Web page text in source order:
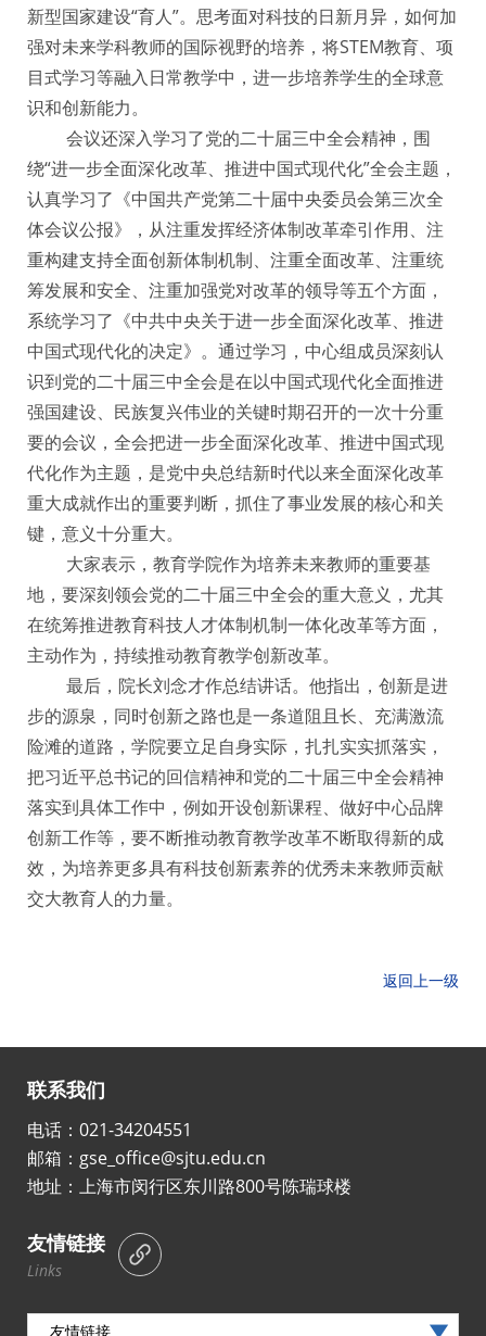
新型国家建设“育人”。思考面对科技的日新月异，如何加
强对未来学科教师的国际视野的培养，将STEM教育、项
目式学习等融入日常教学中，进一步培养学生的全球意
识和创新能力。
会议还深入学习了党的二十届三中全会精神，围
绕“进一步全面深化改革、推进中国式现代化”全会主题，
认真学习了《中国共产党第二十届中央委员会第三次全
体会议公报》，从注重发挥经济体制改革牵引作用、注
重构建支持全面创新体制机制、注重全面改革、注重统
筹发展和安全、注重加强党对改革的领导等五个方面，
系统学习了《中共中央关于进一步全面深化改革、推进
中国式现代化的决定》。通过学习，中心组成员深刻认
识到党的二十届三中全会是在以中国式现代化全面推进
强国建设、民族复兴伟业的关键时期召开的一次十分重
要的会议，全会把进一步全面深化改革、推进中国式现
代化作为主题，是党中央总结新时代以来全面深化改革
重大成就作出的重要判断，抓住了事业发展的核心和关
键，意义十分重大。
大家表示，教育学院作为培养未来教师的重要基
地，要深刻领会党的二十届三中全会的重大意义，尤其
在统筹推进教育科技人才体制机制一体化改革等方面，
主动作为，持续推动教育教学创新改革。
最后，院长刘念才作总结讲话。他指出，创新是进
步的源泉，同时创新之路也是一条道阻且长、充满激流
险滩的道路，学院要立足自身实际，扎扎实实抓落实，
把习近平总书记的回信精神和党的二十届三中全会精神
落实到具体工作中，例如开设创新课程、做好中心品牌
创新工作等，要不断推动教育教学改革不断取得新的成
效，为培养更多具有科技创新素养的优秀未来教师贡献
交大教育人的力量。
返回上一级
联系我们
电话：021-34204551
邮箱：gse_office@sjtu.edu.cn
地址：上海市闵行区东川路800号陈瑞球楼
友情链接
Links
友情链接